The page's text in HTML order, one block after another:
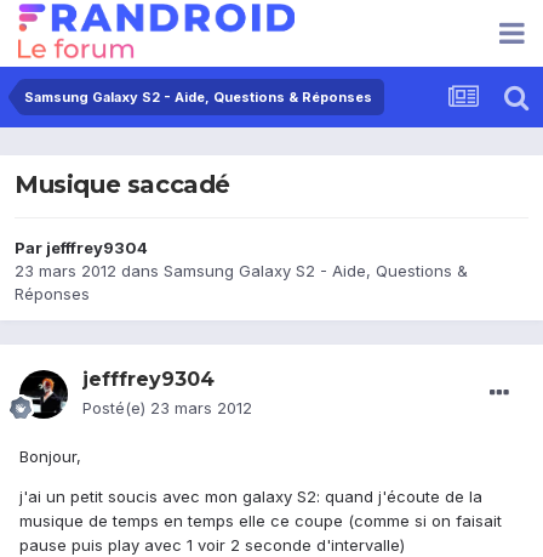
Samsung Galaxy S2 - Aide, Questions & Réponses
Musique saccadé
Par jefffrey9304
23 mars 2012 dans Samsung Galaxy S2 - Aide, Questions &
Réponses
jefffrey9304
Posté(e) 23 mars 2012
Bonjour,
j'ai un petit soucis avec mon galaxy S2: quand j'écoute de la
musique de temps en temps elle ce coupe (comme si on faisait
pause puis play avec 1 voir 2 seconde d'intervalle)